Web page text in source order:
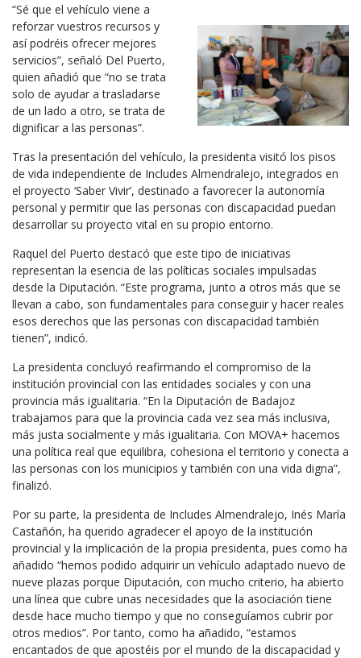
“Sé que el vehículo viene a
reforzar vuestros recursos y
así podréis ofrecer mejores
servicios”, señaló Del Puerto,
quien añadió que “no se trata
solo de ayudar a trasladarse
de un lado a otro, se trata de
dignificar a las personas”.
Tras la presentación del vehículo, la presidenta visitó los pisos
de vida independiente de Includes Almendralejo, integrados en
el proyecto ‘Saber Vivir’, destinado a favorecer la autonomía
personal y permitir que las personas con discapacidad puedan
desarrollar su proyecto vital en su propio entorno.
Raquel del Puerto destacó que este tipo de iniciativas
representan la esencia de las políticas sociales impulsadas
desde la Diputación. “Este programa, junto a otros más que se
llevan a cabo, son fundamentales para conseguir y hacer reales
esos derechos que las personas con discapacidad también
tienen”, indicó.
La presidenta concluyó reafirmando el compromiso de la
institución provincial con las entidades sociales y con una
provincia más igualitaria. “En la Diputación de Badajoz
trabajamos para que la provincia cada vez sea más inclusiva,
más justa socialmente y más igualitaria. Con MOVA+ hacemos
una política real que equilibra, cohesiona el territorio y conecta a
las personas con los municipios y también con una vida digna”,
finalizó.
Por su parte, la presidenta de Includes Almendralejo, Inés María
Castañón, ha querido agradecer el apoyo de la institución
provincial y la implicación de la propia presidenta, pues como ha
añadido “hemos podido adquirir un vehículo adaptado nuevo de
nueve plazas porque Diputación, con mucho criterio, ha abierto
una línea que cubre unas necesidades que la asociación tiene
desde hace mucho tiempo y que no conseguíamos cubrir por
otros medios”. Por tanto, como ha añadido, “estamos
encantados de que apostéis por el mundo de la discapacidad y